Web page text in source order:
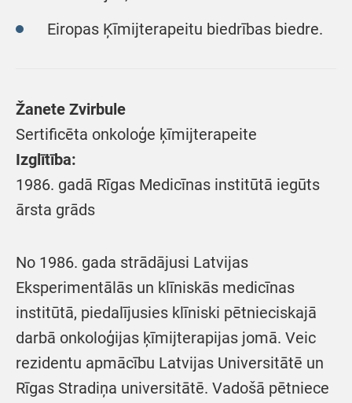
Eiropas Ķīmijterapeitu biedrības biedre.
Žanete Zvirbule
Sertificēta onkoloģe ķīmijterapeite
Izglītība:
1986. gadā Rīgas Medicīnas institūtā iegūts
ārsta grāds
No 1986. gada strādājusi Latvijas
Eksperimentālās un klīniskās medicīnas
institūtā, piedalījusies klīniski pētnieciskajā
darbā onkoloģijas ķīmijterapijas jomā. Veic
rezidentu apmācību Latvijas Universitātē un
Rīgas Stradiņa universitātē. Vadošā pētniece